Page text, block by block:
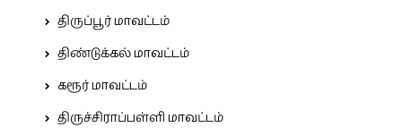
திருப்பூர் மாவட்டம்
திண்டுக்கல் மாவட்டம்
கரூர் மாவட்டம்
திருச்சிராப்பள்ளி மாவட்டம்